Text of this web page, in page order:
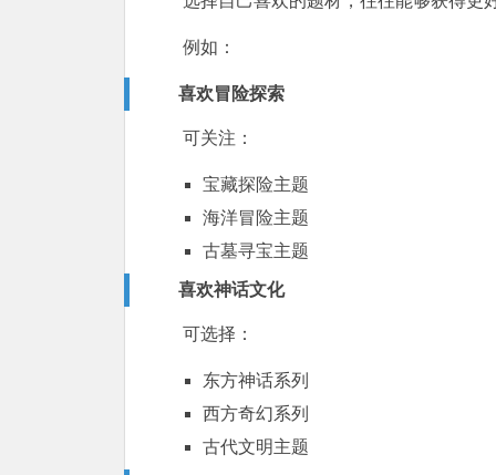
例如：
喜欢冒险探索
可关注：
宝藏探险主题
海洋冒险主题
古墓寻宝主题
喜欢神话文化
可选择：
东方神话系列
西方奇幻系列
古代文明主题